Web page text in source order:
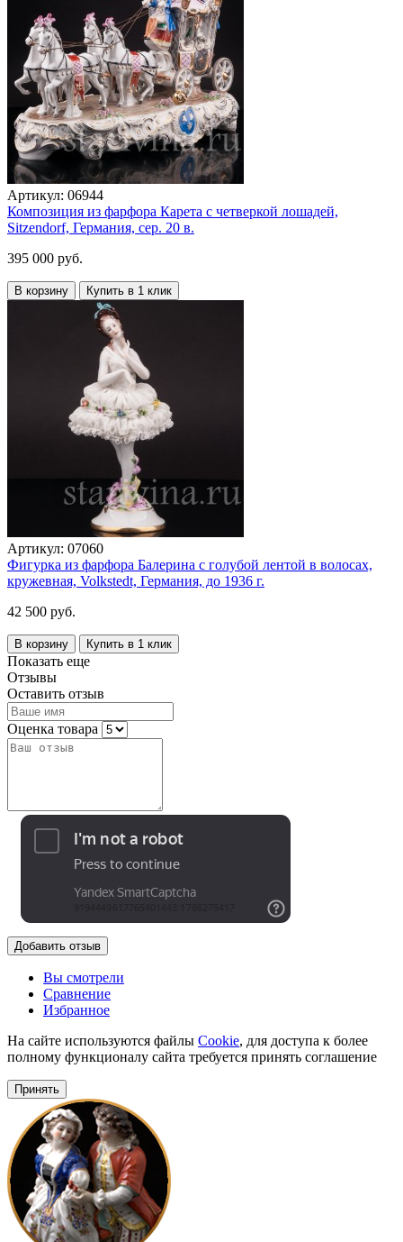
Артикул: 06944
Композиция из фарфора Карета с четверкой лошадей,
Sitzendorf, Германия, сер. 20 в.
395 000 руб.
В корзину Купить в 1 клик
Артикул: 07060
Фигурка из фарфора Балерина с голубой лентой в волосах,
кружевная, Volkstedt, Германия, до 1936 г.
42 500 руб.
В корзину Купить в 1 клик
Показать еще
Отзывы
Оставить отзыв
Оценка товара
Добавить отзыв
Вы смотрели
Сравнение
Избранное
На сайте используются файлы Cookie, для доступа к более
полному функционалу сайта требуется принять соглашение
Принять